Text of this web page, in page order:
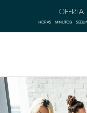
HORAS MINUTOS